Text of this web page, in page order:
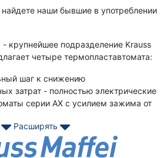
наши бывшие в употреблении
крупнейшее подразделение Krauss
четыре термопластавтомата:
шаг к снижению
затрат - полностью электрические
серии AX с усилием зажима от
CX - это компактные
термопластавтоматы с двумя
Серия CX охватывает
Расширять